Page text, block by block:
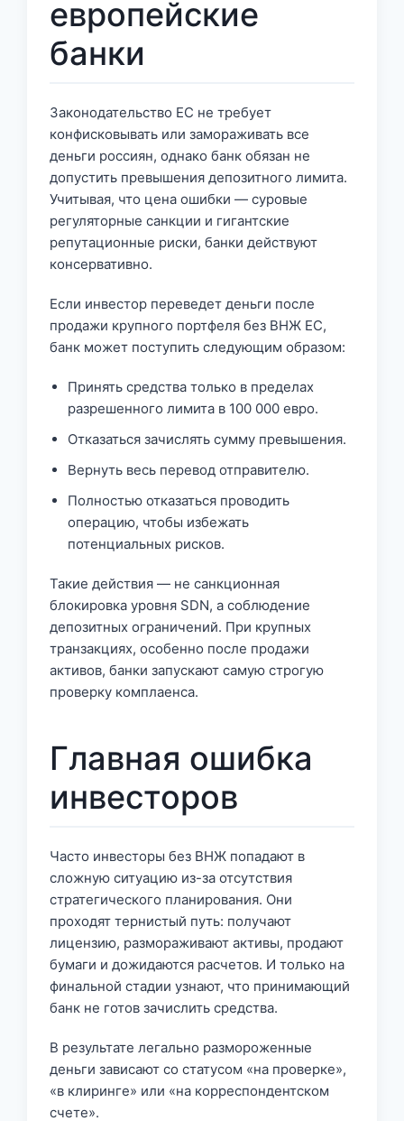
европейские
банки
Законодательство ЕС не требует
конфисковывать или замораживать все
деньги россиян, однако банк обязан не
допустить превышения депозитного лимита.
Учитывая, что цена ошибки — суровые
регуляторные санкции и гигантские
репутационные риски, банки действуют
консервативно.
Если инвестор переведет деньги после
продажи крупного портфеля без ВНЖ ЕС,
банк может поступить следующим образом:
Принять средства только в пределах
разрешенного лимита в 100 000 евро.
Отказаться зачислять сумму превышения.
Вернуть весь перевод отправителю.
Полностью отказаться проводить
операцию, чтобы избежать
потенциальных рисков.
Такие действия — не санкционная
блокировка уровня SDN, а соблюдение
депозитных ограничений. При крупных
транзакциях, особенно после продажи
активов, банки запускают самую строгую
проверку комплаенса.
Главная ошибка
инвесторов
Часто инвесторы без ВНЖ попадают в
сложную ситуацию из-за отсутствия
стратегического планирования. Они
проходят тернистый путь: получают
лицензию, размораживают активы, продают
бумаги и дожидаются расчетов. И только на
финальной стадии узнают, что принимающий
банк не готов зачислить средства.
В результате легально размороженные
деньги зависают со статусом «на проверке»,
«в клиринге» или «на корреспондентском
счете».